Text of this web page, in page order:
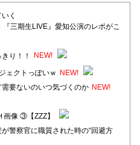
く
『三期生LIVE』愛知公演のレポがこ
り！！ NEW!
ェクトっぽいｗ
NEW!
要ないのいつ気づくのか NEW!
画像 ③【ZZZ】
警察官に職質された時の“回避方